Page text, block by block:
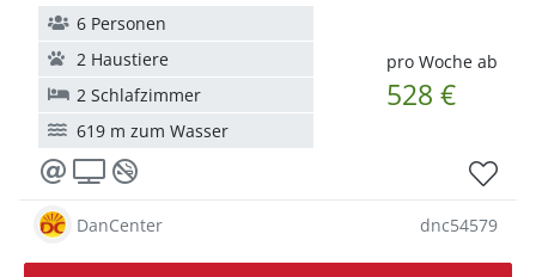
pro Woche ab
528 €
6 Personen
2 Haustiere
2 Schlafzimmer
619 m zum Wasser
DanCenter dnc54579